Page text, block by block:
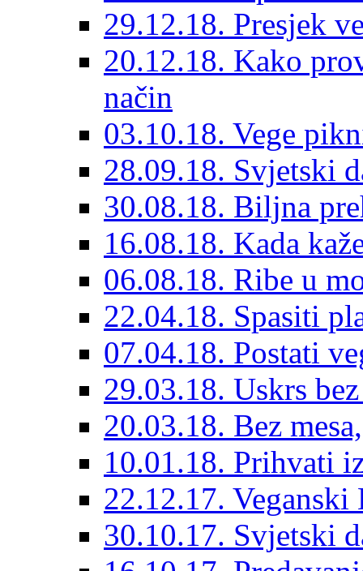
29.12.18. Presjek
20.12.18. Kako
način
03.10.18. Vege
28.09.18. Svjetski
30.08.18. Biljna
16.08.18. Kada
06.08.18. Ribe u
22.04.18. Spasiti
07.04.18. Postati
29.03.18. Uskrs
20.03.18. Bez
10.01.18. Prihvati
22.12.17. Veganski
30.10.17. Svjetski